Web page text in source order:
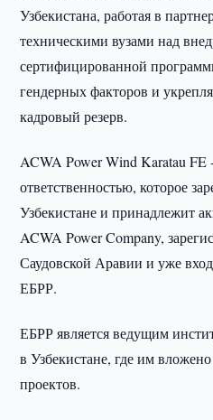
Узбекистана, работая в
техническими вузами над
сертифицированной
гендерных факторов и
кадровый резерв.
ACWA Power Wind Karatau FE
ответственностью, которое
Узбекистане и принадлежит
ACWA Power Company,
Саудовской Аравии и уже
ЕБРР.
ЕБРР является ведущим
в Узбекистане, где им
проектов.